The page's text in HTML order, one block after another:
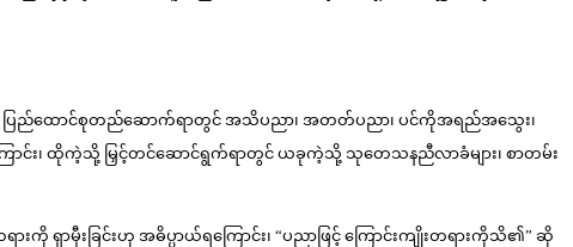
ပြည်ထောင်စုတည်ဆောက်ရာတွင် အသိပညာ၊ အတတ်ပညာ၊ ပင်ကိုအရည်အသွေး၊
ောင်း၊ ထိုကဲ့သို့ မြှင့်တင်ဆောင်ရွက်ရာတွင် ယခုကဲ့သို့ သုတေသနညီလာခံများ၊ စာတမ်း
ရှာမှီးခြင်းဟု အဓိပ္ပာယ်ရကြောင်း၊ “ပညာဖြင့် ကြောင်းကျိုးတရားကိုသိ၏” ဆို